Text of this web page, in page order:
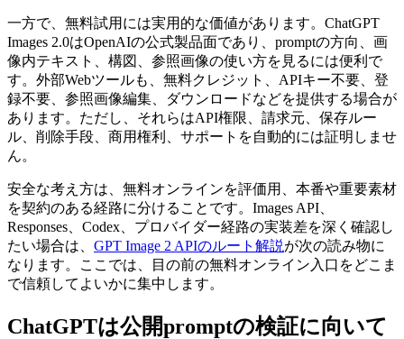
一方で、無料試用には実用的な価値があります。ChatGPT
Images 2.0はOpenAIの公式製品面であり、promptの方向、画
像内テキスト、構図、参照画像の使い方を見るには便利で
す。外部Webツールも、無料クレジット、APIキー不要、登
録不要、参照画像編集、ダウンロードなどを提供する場合が
あります。ただし、それらはAPI権限、請求元、保存ルー
ル、削除手段、商用権利、サポートを自動的には証明しませ
ん。
安全な考え方は、無料オンラインを評価用、本番や重要素材
を契約のある経路に分けることです。Images API、
Responses、Codex、プロバイダー経路の実装差を深く確認し
たい場合は、 GPT Image 2 APIのルート解説が次の読み物に
なります。ここでは、目の前の無料オンライン入口をどこま
で信頼してよいかに集中します。
ChatGPTは公開promptの検証に向いて